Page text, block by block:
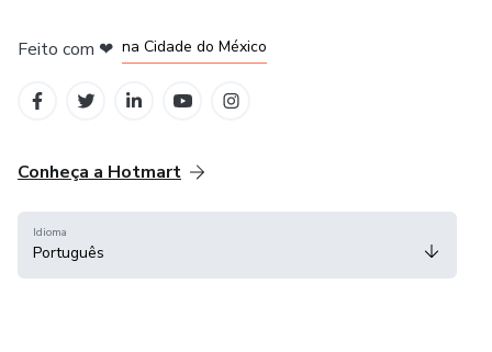
Feito com ❤ na Cidade do México
Conheça a Hotmart
Idioma
Português